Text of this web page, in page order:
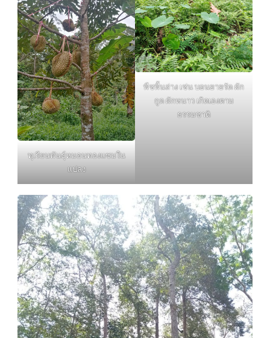
ทุเรียนพันธุ์หมอนทองแซมใน
แปลง
พืชพื้นล่าง เช่น บอนยายรัด ผัก
กูด ผักหนาว เกิดเองตาม
ธรรมชาติ